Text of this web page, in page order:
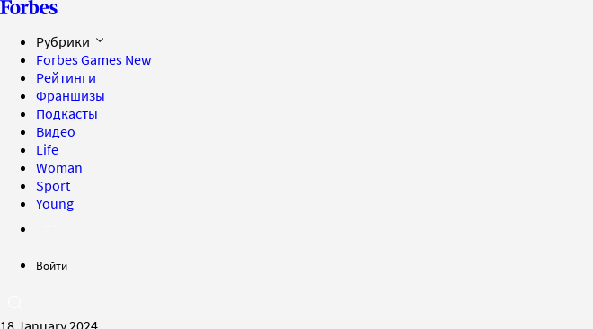
Рубрики
Forbes Games New
Рейтинги
Франшизы
Подкасты
Видео
Life
Woman
Sport
Young
Войти
18 January 2024